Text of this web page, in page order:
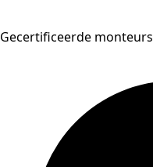
Gecertificeerde monteurs